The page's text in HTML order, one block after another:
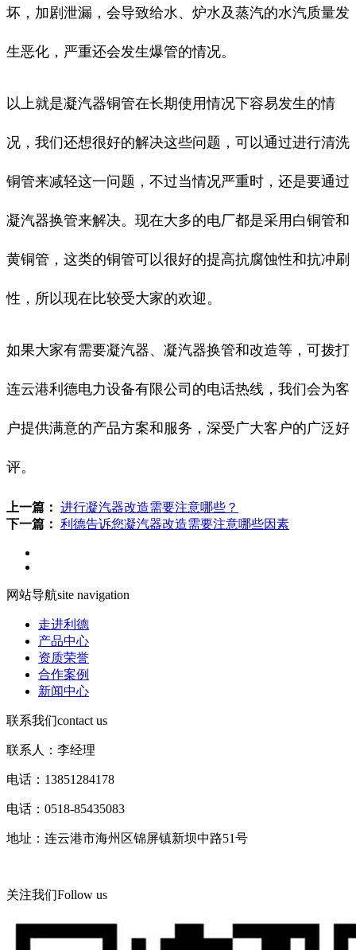
坏，加剧泄漏，会导致给水、炉水及蒸汽的水汽质量发
生恶化，严重还会发生爆管的情况。
以上就是凝汽器铜管在长期使用情况下容易发生的情
况，我们还想很好的解决这些问题，可以通过进行清洗
铜管来减轻这一问题，不过当情况严重时，还是要通过
凝汽器换管来解决。现在大多的电厂都是采用白铜管和
黄铜管，这类的铜管可以很好的提高抗腐蚀性和抗冲刷
性，所以现在比较受大家的欢迎。
如果大家有需要凝汽器、凝汽器换管和改造等，可拨打
连云港利德电力设备有限公司的电话热线，我们会为客
户提供满意的产品方案和服务，深受广大客户的广泛好
评。
上一篇： 进行凝汽器改造需要注意哪些？
下一篇： 利德告诉您凝汽器改造需要注意哪些因素
网站导航site navigation
走进利德
产品中心
资质荣誉
合作案例
新闻中心
联系我们contact us
联系人：李经理
电话：13851284178
电话：0518-85435083
地址：连云港市海州区锦屏镇新坝中路51号
关注我们Follow us